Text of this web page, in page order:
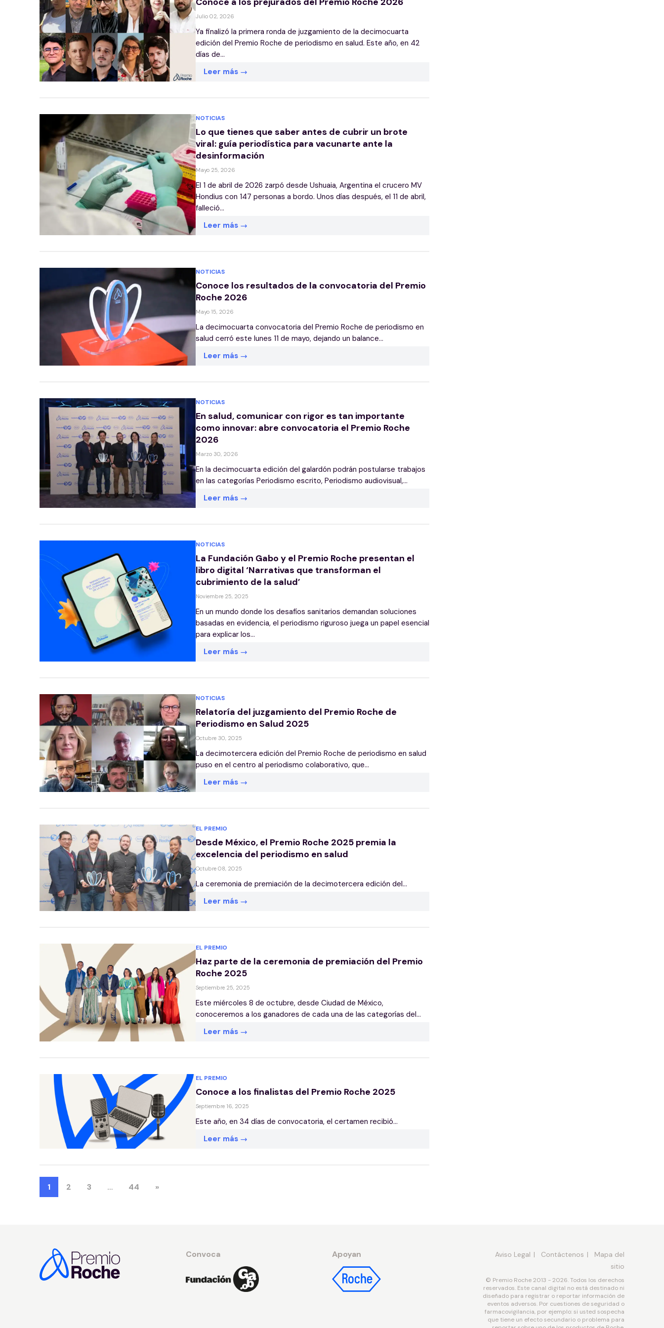
Julio 02, 2026
Ya finalizó la primera ronda de juzgamiento de la decimocuarta
edición del Premio Roche de periodismo en salud. Este año, en 42
días de...
Leer más
NOTICIAS
Lo que tienes que saber antes de cubrir un brote
viral: guía periodística para vacunarte ante la
desinformación
Mayo 25, 2026
El 1 de abril de 2026 zarpó desde Ushuaia, Argentina el crucero MV
Hondius con 147 personas a bordo. Unos días después, el 11 de abril,
falleció...
Leer más
NOTICIAS
Conoce los resultados de la convocatoria del Premio
Roche 2026
Mayo 15, 2026
La decimocuarta convocatoria del Premio Roche de periodismo en
salud cerró este lunes 11 de mayo, dejando un balance...
Leer más
NOTICIAS
En salud, comunicar con rigor es tan importante
como innovar: abre convocatoria el Premio Roche
2026
Marzo 30, 2026
En la decimocuarta edición del galardón podrán postularse trabajos
en las categorías Periodismo escrito, Periodismo audiovisual,...
Leer más
NOTICIAS
La Fundación Gabo y el Premio Roche presentan el
libro digital ‘Narrativas que transforman el
cubrimiento de la salud’
Noviembre 25, 2025
En un mundo donde los desafíos sanitarios demandan soluciones
basadas en evidencia, el periodismo riguroso juega un papel esencial
para explicar los...
Leer más
NOTICIAS
Relatoría del juzgamiento del Premio Roche de
Periodismo en Salud 2025
Octubre 30, 2025
La decimotercera edición del Premio Roche de periodismo en salud
puso en el centro al periodismo colaborativo, que...
Leer más
EL PREMIO
Desde México, el Premio Roche 2025 premia la
excelencia del periodismo en salud
Octubre 08, 2025
La ceremonia de premiación de la decimotercera edición del...
Leer más
EL PREMIO
Haz parte de la ceremonia de premiación del Premio
Roche 2025
Septiembre 25, 2025
Este miércoles 8 de octubre, desde Ciudad de México,
conoceremos a los ganadores de cada una de las categorías del...
Leer más
EL PREMIO
Conoce a los finalistas del Premio Roche 2025
Septiembre 16, 2025
Este año, en 34 días de convocatoria, el certamen recibió...
Leer más
1 2 3 … 44 »
Convoca Apoyan Aviso Legal Contáctenos
Mapa del
sitio
© Premio Roche 2013 - 2026. Todos los derechos
reservados. Este canal digital no está destinado ni
diseñado para registrar o reportar información de
eventos adversos. Por cuestiones de seguridad o
farmacovigilancia, por ejemplo: si usted sospecha
que tiene un efecto secundario o problema para